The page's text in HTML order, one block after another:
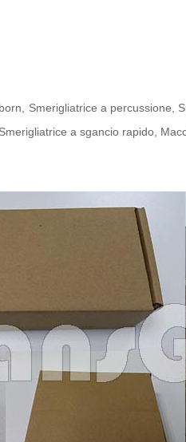
Smerigliatrice a percussione,
a sgancio rapido,